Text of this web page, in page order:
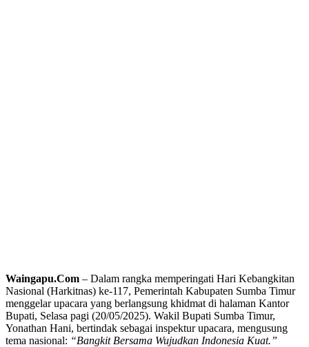
Waingapu.Com – Dalam rangka memperingati Hari Kebangkitan
Nasional (Harkitnas) ke-117, Pemerintah Kabupaten Sumba Timur
menggelar upacara yang berlangsung khidmat di halaman Kantor
Bupati, Selasa pagi (20/05/2025). Wakil Bupati Sumba Timur,
Yonathan Hani, bertindak sebagai inspektur upacara, mengusung
tema nasional: “Bangkit Bersama Wujudkan Indonesia Kuat.”